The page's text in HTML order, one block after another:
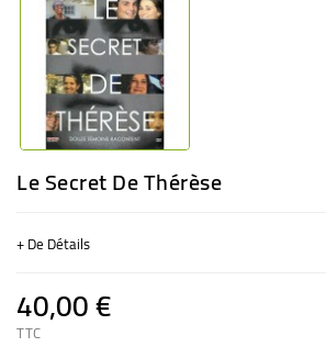
Le Secret De Thérèse
+ De Détails
40,00 €
TTC